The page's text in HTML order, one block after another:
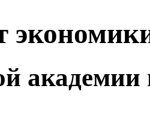
академии